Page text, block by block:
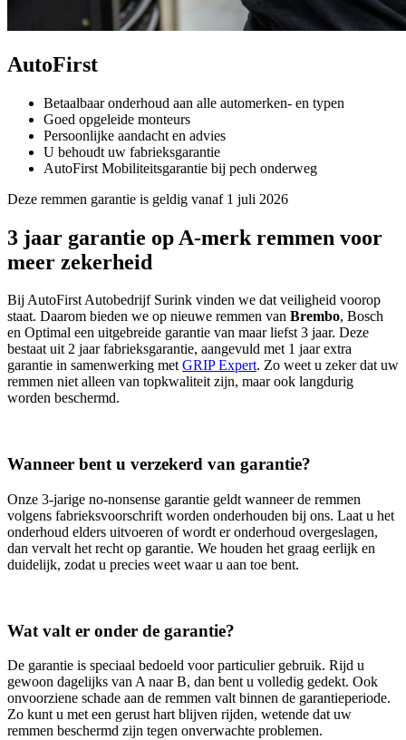
AutoFirst
Betaalbaar onderhoud aan alle automerken- en typen
Goed opgeleide monteurs
Persoonlijke aandacht en advies
U behoudt uw fabrieksgarantie
AutoFirst Mobiliteitsgarantie bij pech onderweg
Deze remmen garantie is geldig vanaf 1 juli 2026
3 jaar garantie op A-merk remmen voor
meer zekerheid
Bij AutoFirst Autobedrijf Surink vinden we dat veiligheid voorop
staat. Daarom bieden we op nieuwe remmen van Brembo, Bosch
en Optimal een uitgebreide garantie van maar liefst 3 jaar. Deze
bestaat uit 2 jaar fabrieksgarantie, aangevuld met 1 jaar extra
garantie in samenwerking metGRIP Expert. Zo weet u zeker dat uw
remmen niet alleen van topkwaliteit zijn, maar ook langdurig
worden beschermd.
Wanneer bent u verzekerd van garantie?
Onze 3‑jarige no‑nonsense garantie geldt wanneer de remmen
volgens fabrieksvoorschrift worden onderhouden bij ons. Laat u het
onderhoud elders uitvoeren of wordt er onderhoud overgeslagen,
dan vervalt het recht op garantie. We houden het graag eerlijk en
duidelijk, zodat u precies weet waar u aan toe bent.
Wat valt er onder de garantie?
De garantie is speciaal bedoeld voor particulier gebruik. Rijd u
gewoon dagelijks van A naar B, dan bent u volledig gedekt. Ook
onvoorziene schade aan de remmen valt binnen de garantieperiode.
Zo kunt u met een gerust hart blijven rijden, wetende dat uw
remmen beschermd zijn tegen onverwachte problemen.